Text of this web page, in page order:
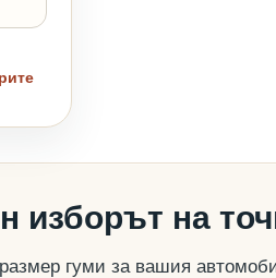
изборът на
гуми за вашия